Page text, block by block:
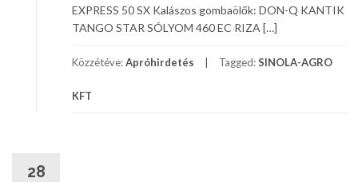
EXPRESS 50 SX Kalászos gombaölők: DON-Q KANTIK
TANGO STAR SÓLYOM 460 EC RIZA […]
Közzétéve:Apróhirdetés Tagged:SINOLA-AGRO
KFT
28